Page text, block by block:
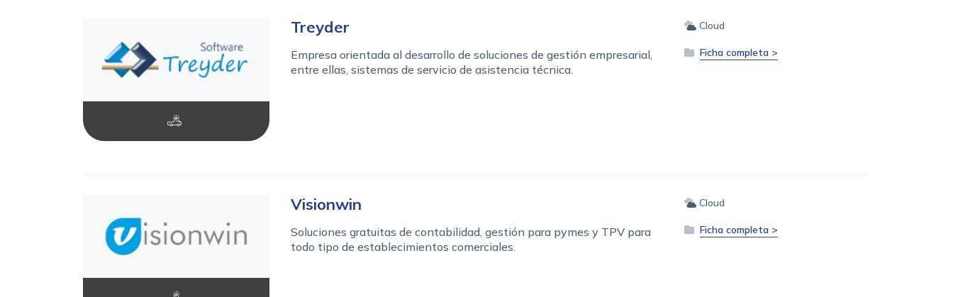
Treyder
Empresa orientada al desarrollo de soluciones de gestión empresarial,
entre ellas, sistemas de servicio de asistencia técnica.
Cloud
Ficha completa >
Visionwin
Soluciones gratuitas de contabilidad, gestión para pymes y TPV para
todo tipo de establecimientos comerciales.
Cloud
Ficha completa >